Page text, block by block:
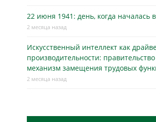
22 июня 1941: день, когда началась
2 месяца назад
Искусственный интеллект как
производительности:
механизм замещения трудовых
2 месяца назад